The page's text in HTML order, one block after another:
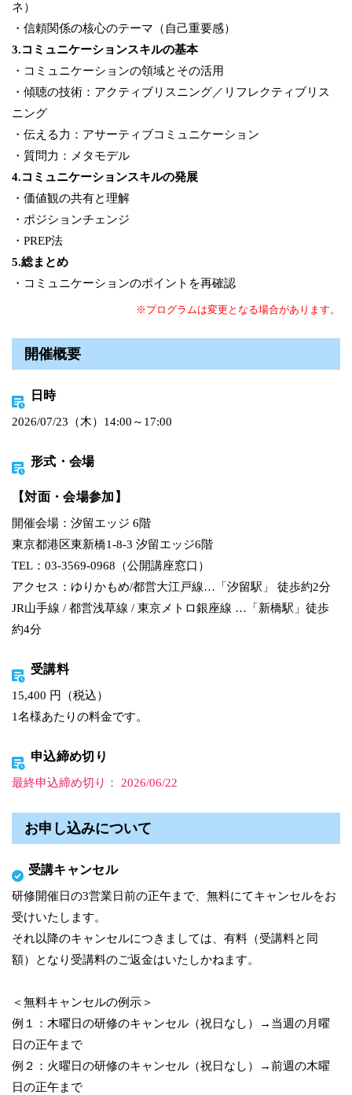
ネ）
・信頼関係の核心のテーマ（自己重要感）
3.コミュニケーションスキルの基本
・コミュニケーションの領域とその活用
・傾聴の技術：アクティブリスニング／リフレクティブリス
ニング
・伝える力：アサーティブコミュニケーション
・質問力：メタモデル
4.コミュニケーションスキルの発展
・価値観の共有と理解
・ポジションチェンジ
・PREP法
5.総まとめ
・コミュニケーションのポイントを再確認
※プログラムは変更となる場合があります。
開催概要
日時
2026/07/23（木）14:00～17:00
形式・会場
【対面・会場参加】
開催会場：汐留エッジ 6階
東京都港区東新橋1-8-3 汐留エッジ6階
TEL：03-3569-0968（公開講座窓口）
アクセス：ゆりかもめ/都営大江戸線…「汐留駅」 徒歩約2分
JR山手線 / 都営浅草線 / 東京メトロ銀座線 …「新橋駅」徒歩
約4分
受講料
15,400 円（税込）
1名様あたりの料金です。
申込締め切り
最終申込締め切り： 2026/06/22
お申し込みについて
受講キャンセル
研修開催日の3営業日前の正午まで、無料にてキャンセルをお
受けいたします。
それ以降のキャンセルにつきましては、有料（受講料と同
額）となり受講料のご返金はいたしかねます。
＜無料キャンセルの例示＞
例１：木曜日の研修のキャンセル（祝日なし）→当週の月曜
日の正午まで
例２：火曜日の研修のキャンセル（祝日なし）→前週の木曜
日の正午まで